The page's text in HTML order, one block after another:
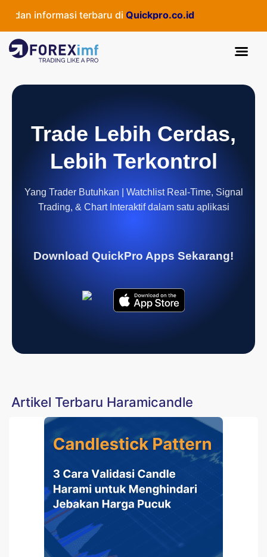
informasi terbaru diQuickpro.co.id
Trade Lebih Cerdas,
Lebih Terkontrol
Yang Trader Butuhkan | Watchlist Real-Time, Signal
Trading, & Chart Interaktif dalam satu aplikasi
Download QuickPro Apps Sekarang!
Artikel Terbaru Haramicandle